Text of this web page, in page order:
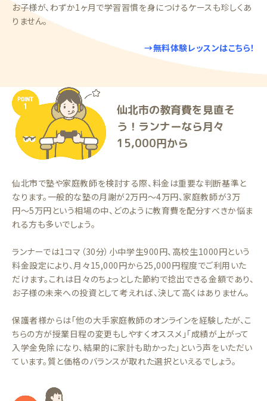
お子様が、わずか1ヶ月で学習習慣を身につけるケースも珍しくあ
りません。
→無料体験レッスンはこちら！
仙北市の教育費を見直そ
う！ランナーなら月々
15,000円から
仙北市で塾や家庭教師を検討する際、料金は重要な判断基準と
なります。一般的な塾の月謝が2万円〜4万円、家庭教師が3万
円〜5万円という相場の中、どのように教育費を配分すべきか悩ま
れる方も多いでしょう。
ランナーでは1コマ（30分）小中学生900円、高校生1000円という
料金設定により、月々15,000円から25,000円程度でご利用いた
だけます。これは日々のちょっとした節約で捻出できる金額であり、
お子様の未来への投資として考えれば、決して高くはありません。
保護者様からは「他の大手家庭教師のオンラインを経験したが、こ
ちらの方が授業日程の変更もしやすくオススメ」「成績が上がって
入学金免除になり、結果的に家計も助かった」という声をいただい
ています。質と価格のバランスが取れた選択といえるでしょう。